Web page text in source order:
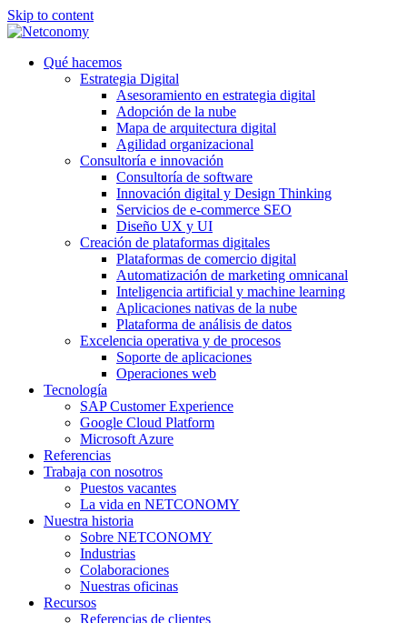
Skip to content
Qué hacemos
Estrategia Digital
Asesoramiento en estrategia digital
Adopción de la nube
Mapa de arquitectura digital
Agilidad organizacional
Consultoría e innovación
Consultoría de software
Innovación digital y Design Thinking
Servicios de e-commerce SEO
Diseño UX y UI
Creación de plataformas digitales
Plataformas de comercio digital
Automatización de marketing omnicanal
Inteligencia artificial y machine learning
Aplicaciones nativas de la nube
Plataforma de análisis de datos
Excelencia operativa y de procesos
Soporte de aplicaciones
Operaciones web
Tecnología
SAP Customer Experience
Google Cloud Platform
Microsoft Azure
Referencias
Trabaja con nosotros
Puestos vacantes
La vida en NETCONOMY
Nuestra historia
Sobre NETCONOMY
Industrias
Colaboraciones
Nuestras oficinas
Recursos
Referencias de clientes